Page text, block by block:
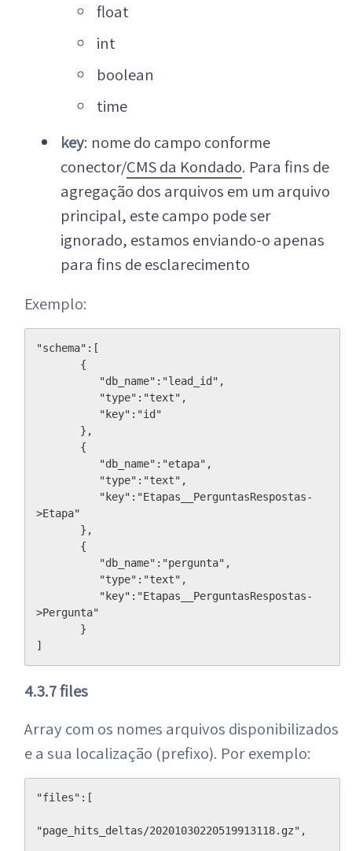
float
int
boolean
time
key: nome do campo conforme
conector/CMS da Kondado. Para fins de
agregação dos arquivos em um arquivo
principal, este campo pode ser
ignorado, estamos enviando-o apenas
para fins de esclarecimento
Exemplo:
"schema":[
       {
          "db_name":"lead_id",
          "type":"text",
          "key":"id"
       },
       {
          "db_name":"etapa",
          "type":"text",
>Etapa"
       },
       {
          "db_name":"pergunta",
          "type":"text",
>Pergunta"
       }
]
4.3.7 files
Array com os nomes arquivos disponibilizados
e a sua localização (prefixo). Por exemplo:
"files":[
"page_hits_deltas/20201030220519913118.gz",